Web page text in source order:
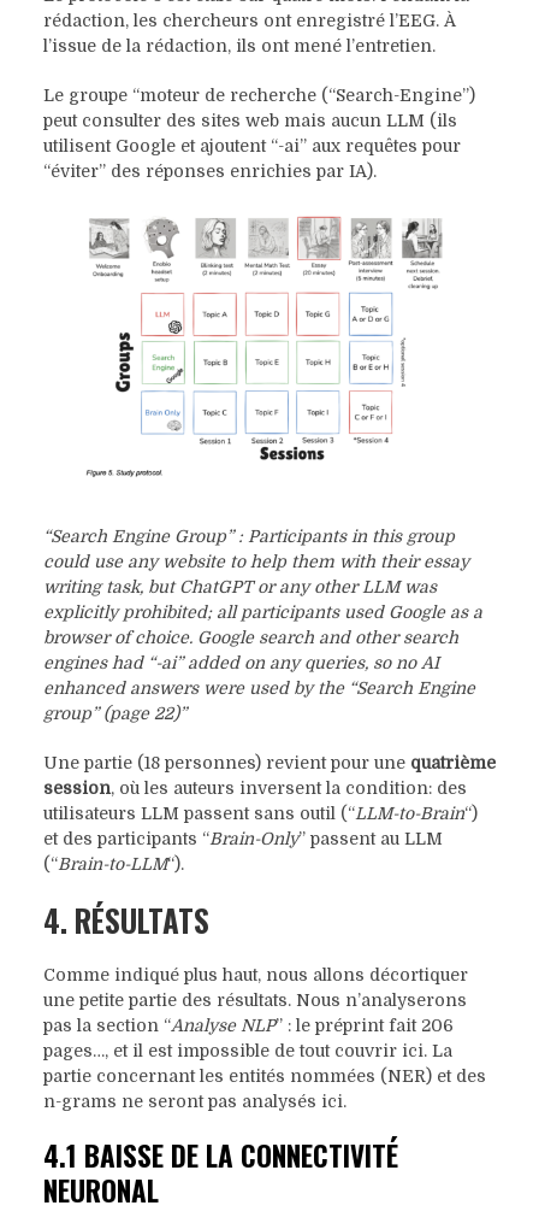
rédaction, les chercheurs ont enregistré l’EEG. À
l’issue de la rédaction, ils ont mené l’entretien.
Le groupe “moteur de recherche (“Search-Engine”)
peut consulter des sites web mais aucun LLM (ils
utilisent Google et ajoutent “-ai” aux requêtes pour
“éviter” des réponses enrichies par IA).
“Search Engine Group” : Participants in this group
could use any website to help them with their essay
writing task, but ChatGPT or any other LLM was
explicitlyprohibited; all participants used Google as a
browser of choice. Google search and othersearch
engines had “-ai” added on any queries, so no AI
enhanced answers were used by the “Search Engine
group” (page 22)”
Une partie (18 personnes) revient pour une quatrième
session, où les auteurs inversent la condition: des
utilisateurs LLM passent sans outil (“LLM-to-Brain“)
et des participants “Brain-Only” passent au LLM
(“Brain-to-LLM“).
4. RÉSULTATS
Comme indiqué plus haut, nous allons décortiquer
une petite partie des résultats. Nous n’analyserons
pas la section “Analyse NLP” : le préprint fait 206
pages…, et il est impossible de tout couvrir ici. La
partie concernant les entités nommées (NER) et des
n-grams ne seront pas analysés ici.
4.1 BAISSE DE LA CONNECTIVITÉ
NEURONAL